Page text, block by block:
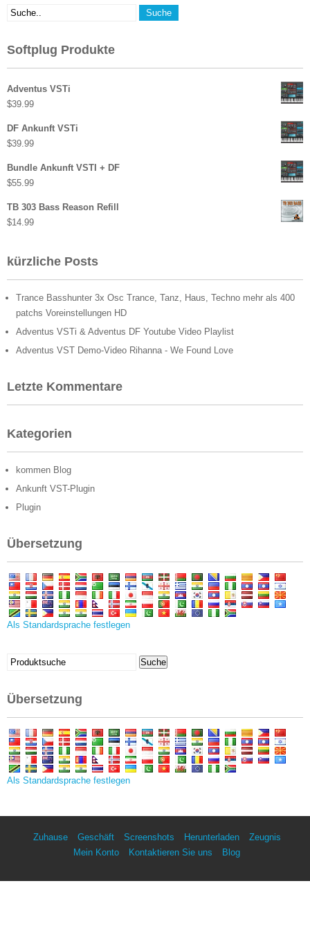
Softplug Produkte
Adventus VSTi
$39.99
DF Ankunft VSTi
$39.99
Bundle Ankunft VSTI + DF
$55.99
TB 303 Bass Reason Refill
$14.99
kürzliche Posts
Trance Basshunter 3x Osc Trance, Tanz, Haus, Techno mehr als 400
patchs Voreinstellungen HD
Adventus VSTi & Adventus DF Youtube Video Playlist
Adventus VST Demo-Video Rihanna - We Found Love
Letzte Kommentare
Kategorien
kommen Blog
Ankunft VST-Plugin
Plugin
Übersetzung
Als Standardsprache festlegen
Suchen
Suche
Übersetzung
Als Standardsprache festlegen
Zuhause Geschäft Screenshots Herunterladen
Zeugnis
Mein Konto
Kontaktieren Sie uns Blog